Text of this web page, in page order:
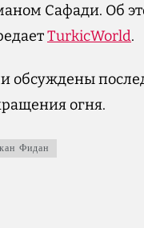
Сафади. Об
TurkicWorld.
обсуждены
огня.
Фидан